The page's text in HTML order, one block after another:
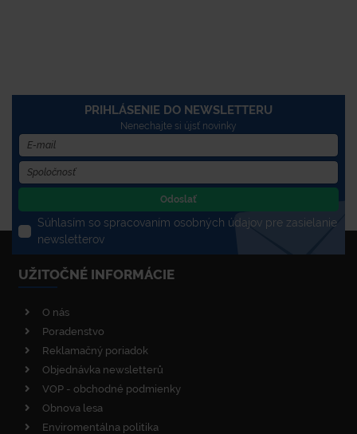
PRIHLÁSENIE DO NEWSLETTERU
Nenechajte si újsť novinky
Odoslať
Súhlasím so spracovaním osobných údajov pre zasielanie
newsletterov
UŽITOČNÉ INFORMÁCIE
O nás
Poradenstvo
Reklamačný poriadok
Objednávka newsletterů
VOP - obchodné podmienky
Obnova lesa
Enviromentálna politika